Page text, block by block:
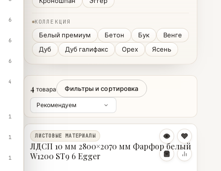
6
6
6
4
1
1
1
КОЛЛЕКЦИЯ
Белый премиум Бетон Бук
Венге
Дуб
Дуб галифакс Орех Ясень
4 товара Фильтры и сортировка
ЛИСТОВЫЕ МАТЕРИАЛЫ
ЛДСП 10 мм 2800×2070 мм Фарфор белый
W1200 ST9 6 Egger